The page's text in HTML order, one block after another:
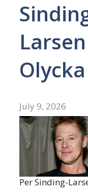
Larsen
Olycka
July 9, 2026
Per Sinding-